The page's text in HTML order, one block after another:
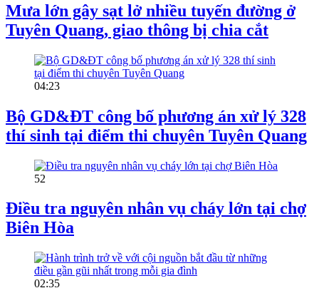
Mưa lớn gây sạt lở nhiều tuyến đường ở
Tuyên Quang, giao thông bị chia cắt
04:23
Bộ GD&ĐT công bố phương án xử lý 328
thí sinh tại điểm thi chuyên Tuyên Quang
52
Điều tra nguyên nhân vụ cháy lớn tại chợ
Biên Hòa
02:35